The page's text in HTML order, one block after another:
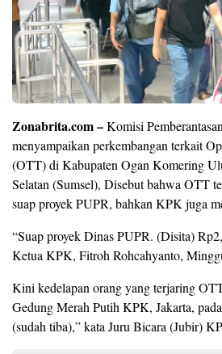
Zonabrita.com –Komisi
menyampaikan perkembangan terkait
(OTT) di Kabupaten Ogan Komering
Selatan (Sumsel), Disebut bahwa OTT
suap proyek PUPR, bahkan KPK juga
“Suap proyek Dinas PUPR. (Disita)
Ketua KPK, Fitroh Rohcahyanto,
Kini kedelapan orang yang terjaring
Gedung Merah Putih KPK, Jakarta,
(sudah tiba),” kata Juru Bicara (Jubir)